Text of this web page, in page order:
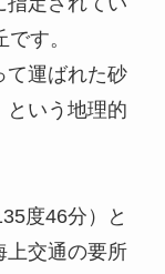
す。
て運ばれた砂
という地理的
度46分）と
上交通の要所